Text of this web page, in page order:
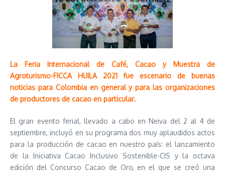
La Feria Internacional de Café, Cacao y Muestra de
Agroturismo-FICCA HUILA 2021 fue escenario de buenas
noticias para Colombia en general y para las organizaciones
de productores de cacao en particular.
El gran evento ferial, llevado a cabo en Neiva del 2 al 4 de
septiembre, incluyó en su programa dos muy aplaudidos actos
para la producción de cacao en nuestro país: el lanzamiento
de la Iniciativa Cacao Inclusivo Sostenible-CIS y la octava
edición del Concurso Cacao de Oro, en el que se creó una